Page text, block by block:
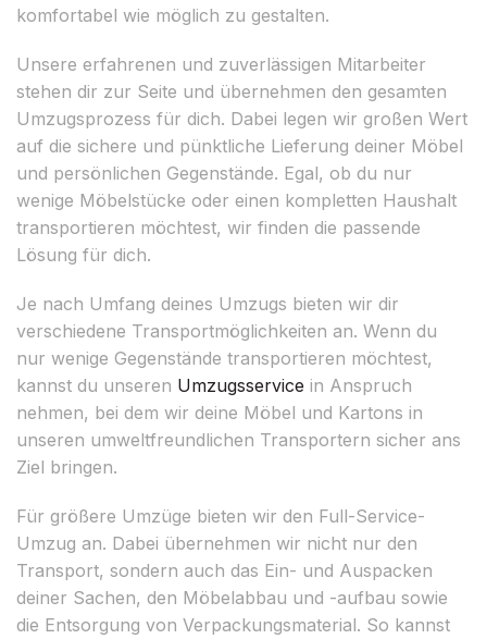
komfortabel wie möglich zu gestalten.
Unsere erfahrenen und zuverlässigen Mitarbeiter
stehen dir zur Seite und übernehmen den gesamten
Umzugsprozess für dich. Dabei legen wir großen Wert
auf die sichere und pünktliche Lieferung deiner Möbel
und persönlichen Gegenstände. Egal, ob du nur
wenige Möbelstücke oder einen kompletten Haushalt
transportieren möchtest, wir finden die passende
Lösung für dich.
Je nach Umfang deines Umzugs bieten wir dir
verschiedene Transportmöglichkeiten an. Wenn du
nur wenige Gegenstände transportieren möchtest,
kannst du unseren Umzugsservice in Anspruch
nehmen, bei dem wir deine Möbel und Kartons in
unseren umweltfreundlichen Transportern sicher ans
Ziel bringen.
Für größere Umzüge bieten wir den Full-Service-
Umzug an. Dabei übernehmen wir nicht nur den
Transport, sondern auch das Ein- und Auspacken
deiner Sachen, den Möbelabbau und -aufbau sowie
die Entsorgung von Verpackungsmaterial. So kannst